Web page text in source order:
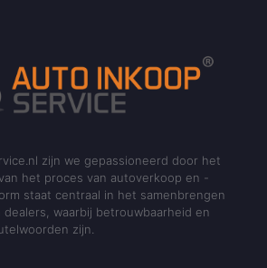
zijn we gepassioneerd door het
het proces van autoverkoop en -
staat centraal in het samenbrengen
waarbij betrouwbaarheid en
zijn.